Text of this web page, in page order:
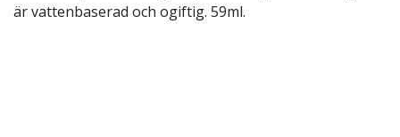
är vattenbaserad och ogiftig. 59ml.